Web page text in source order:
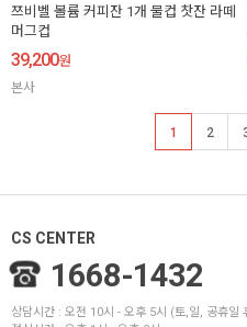
쯔비벨 볼륨 커피잔 1개 물컵 찻잔 라떼
머그컵
39,200원
본사
1 2
CS CENTER
1668-1432
상담시간 : 오전 10시 - 오후 5시 (토,일, 공휴일